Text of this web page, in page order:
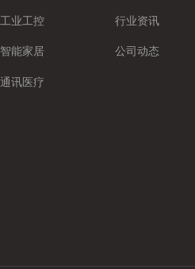
工业工控
智能家居
通讯医疗
行业资讯
公司动态